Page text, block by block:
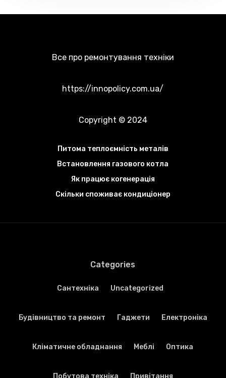
Все про ремонтування техніки
https://innopolicy.com.ua/
Copyright © 2024
Питома теплоємність металів
Встановлення газового котла
Як працює когенерація
Скільки споживає кондиціонер
Categories
Cантехніка Uncategorized
Будівництво та ремонт Гаджети Електроніка
Кліматичне обладнання Меблі Оптика
Побутова техніка Привітання